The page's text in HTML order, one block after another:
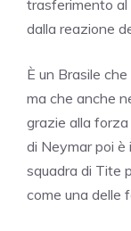
trasferimento al
dalla reazione
È un Brasile
ma che anche
grazie alla forza
di Neymar poi è
squadra di Tite
come una delle